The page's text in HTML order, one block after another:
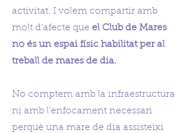
activitat. I volem compartir amb
molt d’afecte que el Club de Mares
no és un espai físic habilitat per al
treball de mares de dia.
No comptem amb la infraestructura
ni amb l’enfocament necessari
perquè una mare de dia assisteixi